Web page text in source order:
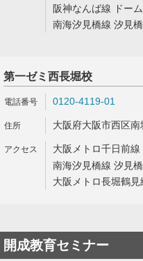
阪神なんば線 ドー
南海汐見橋線 汐見
第一ゼミ西長堀校
0120-4119-01
大阪府大阪市西区
大阪メトロ千日前
南海汐見橋線 汐見
大阪メトロ長堀鶴
開成教育セミナー